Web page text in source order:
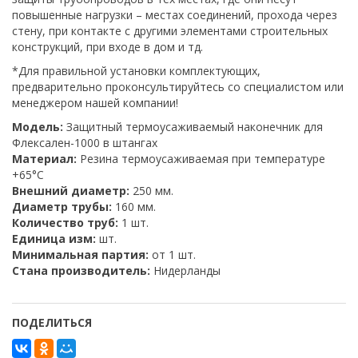
повышенные нагрузки – местах соединений, прохода через
стену, при контакте с другими элементами строительных
конструкций, при входе в дом и тд.
*Для правильной установки комплектующих,
предварительно проконсультируйтесь со специалистом или
менеджером нашей компании!
Модель: Защитный термоусаживаемый наконечник для
Флексален-1000 в штангах
Материал: Резина термоусаживаемая при температуре
+65°C
Внешний диаметр: 250 мм.
Диаметр трубы: 160 мм.
Количество труб: 1 шт.
Единица изм: шт.
Минимальная партия: от 1 шт.
Стана производитель: Нидерланды
ПОДЕЛИТЬСЯ